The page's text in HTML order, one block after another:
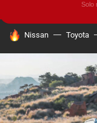
HOY SE HABLA DE
Nissan Toyota
Solo